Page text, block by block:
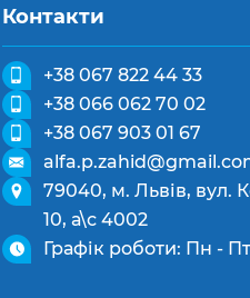
Контакти
+38 067 822 44 33
+38 066 062 70 02
+38 067 903 01 67
79040, м. Львів, вул.
10, а\с 4002
Графік роботи: Пн -